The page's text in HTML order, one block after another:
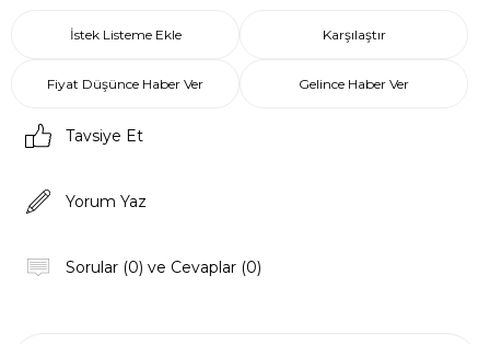
İstek Listeme Ekle Karşılaştır
Fiyat Düşünce Haber Ver Gelince Haber Ver
Tavsiye Et
Yorum Yaz
Sorular (0) ve Cevaplar (0)